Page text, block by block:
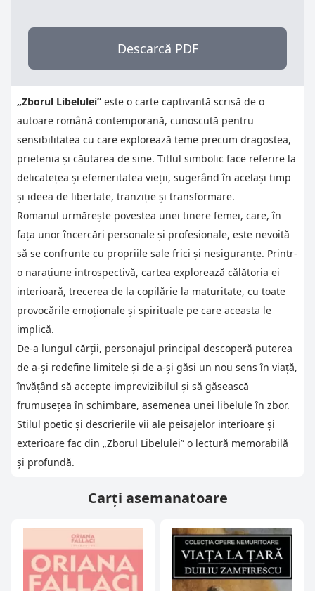
Descarcă PDF
„Zborul Libelulei” este o carte captivantă scrisă de o
autoare română contemporană, cunoscută pentru
sensibilitatea cu care explorează teme precum dragostea,
prietenia și căutarea de sine. Titlul simbolic face referire la
delicatețea și efemeritatea vieții, sugerând în același timp
și ideea de libertate, tranziție și transformare.
Romanul urmărește povestea unei tinere femei, care, în
fața unor încercări personale și profesionale, este nevoită
să se confrunte cu propriile sale frici și nesiguranțe. Printr-
o narațiune introspectivă, cartea explorează călătoria ei
interioară, trecerea de la copilărie la maturitate, cu toate
provocările emoționale și spirituale pe care aceasta le
implică.
De-a lungul cărții, personajul principal descoperă puterea
de a-și redefine limitele și de a-și găsi un nou sens în viață,
învățând să accepte imprevizibilul și să găsească
frumusețea în schimbare, asemenea unei libelule în zbor.
Stilul poetic și descrierile vii ale peisajelor interioare și
exterioare fac din „Zborul Libelulei” o lectură memorabilă
și profundă.
Carți asemanatoare